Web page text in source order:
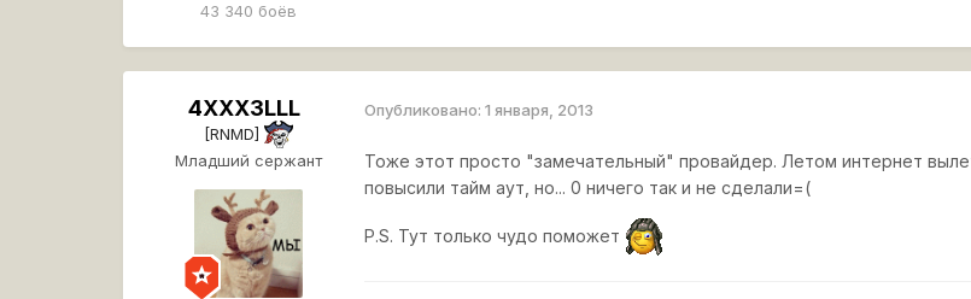
43 340 боёв
4XXX3LLL
[RNMD]
Младший сержант
Опубликовано:1 января, 2013
Тоже этот просто "замечательный" провайдер. Летом интернет
повысили тайм аут, но... 0 ничего так и не сделали=(
P.S. Тут только чудо поможет